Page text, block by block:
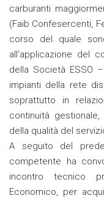
carburanti
(Faib Confesercenti,
corso del quale
all’applicazione del
della Società ESSO
impianti della rete
soprattutto in
continuità
della qualità del
A seguito del
competente ha
incontro tecnico
Economico, per